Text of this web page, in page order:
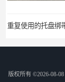
版权所有 ©2026-08-08